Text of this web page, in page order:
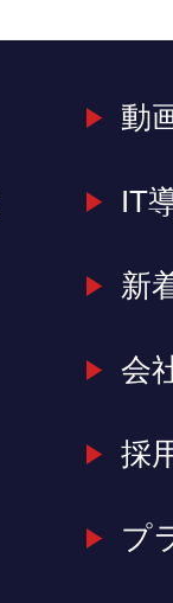
動
IT
新
会
採
プ